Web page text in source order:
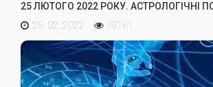
25 ЛЮТОГО 2022 РОКУ. АСТРОЛОГІЧНІ
25. 02. 2022
19161